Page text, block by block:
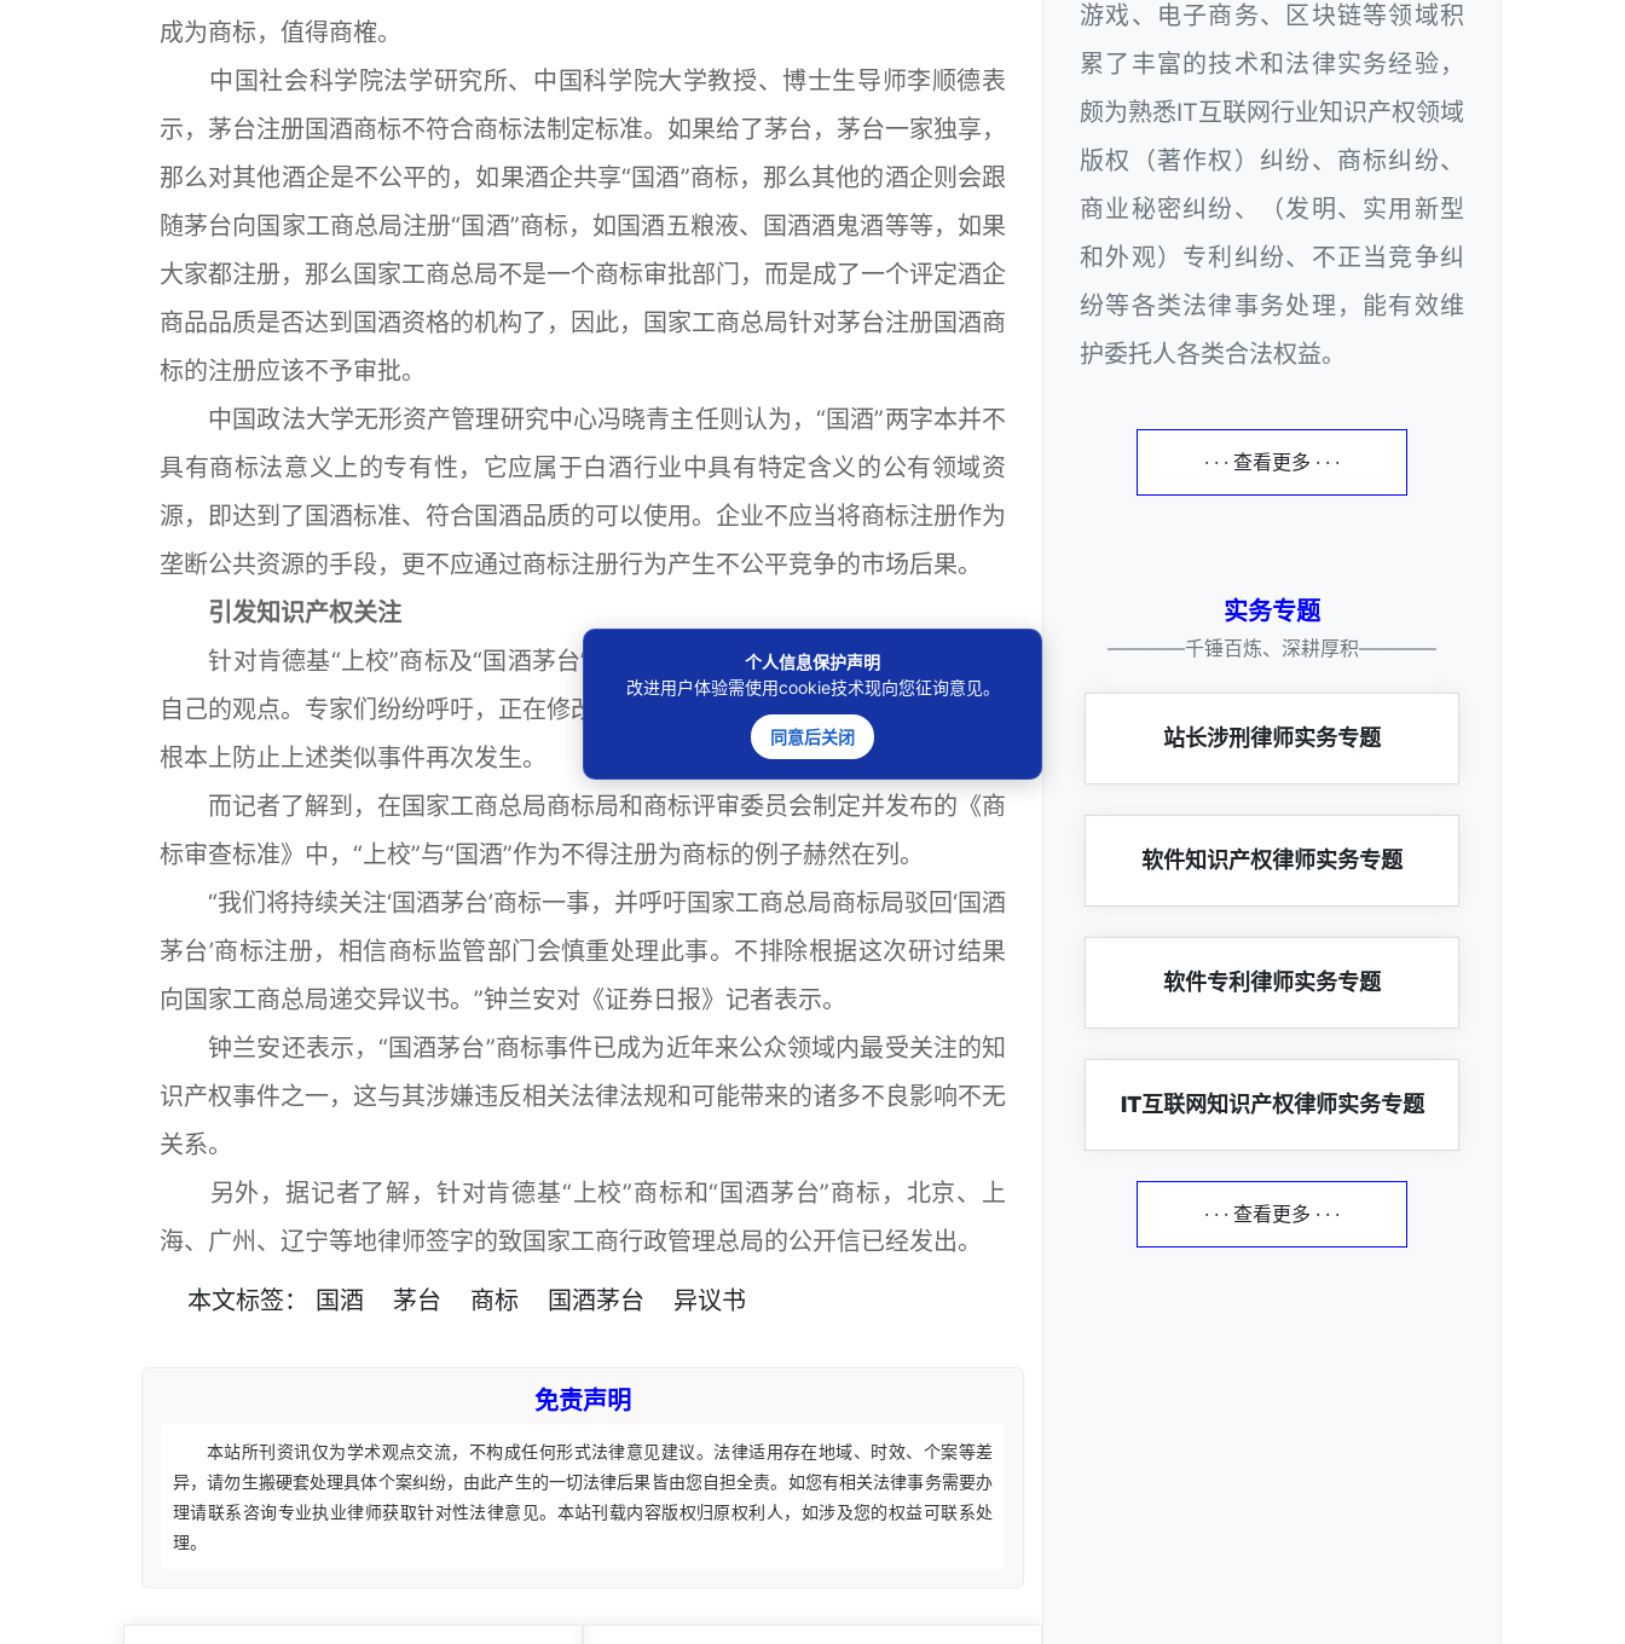
成为商标，值得商榷。
中国社会科学院法学研究所、中国科学院大学教授、博士生导师李顺德表
示，茅台注册国酒商标不符合商标法制定标准。如果给了茅台，茅台一家独享，
那么对其他酒企是不公平的，如果酒企共享“国酒”商标，那么其他的酒企则会跟
随茅台向国家工商总局注册“国酒”商标，如国酒五粮液、国酒酒鬼酒等等，如果
大家都注册，那么国家工商总局不是一个商标审批部门，而是成了一个评定酒企
商品品质是否达到国酒资格的机构了，因此，国家工商总局针对茅台注册国酒商
标的注册应该不予审批。
中国政法大学无形资产管理研究中心冯晓青主任则认为，“国酒”两字本并不
具有商标法意义上的专有性，它应属于白酒行业中具有特定含义的公有领域资
源，即达到了国酒标准、符合国酒品质的可以使用。企业不应当将商标注册作为
垄断公共资源的手段，更不应通过商标注册行为产生不公平竞争的市场后果。
引发知识产权关注
针对肯德基“上校”商标及“国酒茅台”商标的争论，与会专家及律师都表达了
自己的观点。专家们纷纷呼吁，正在修改中的《商标法》应当完善相关规定，从
根本上防止上述类似事件再次发生。
而记者了解到，在国家工商总局商标局和商标评审委员会制定并发布的《商
标审查标准》中，“上校”与“国酒”作为不得注册为商标的例子赫然在列。
“我们将持续关注‘国酒茅台’商标一事，并呼吁国家工商总局商标局驳回‘国酒
茅台’商标注册，相信商标监管部门会慎重处理此事。不排除根据这次研讨结果
向国家工商总局递交异议书。”钟兰安对《证券日报》记者表示。
钟兰安还表示，“国酒茅台”商标事件已成为近年来公众领域内最受关注的知
识产权事件之一，这与其涉嫌违反相关法律法规和可能带来的诸多不良影响不无
关系。
另外，据记者了解，针对肯德基“上校”商标和“国酒茅台”商标，北京、上
海、广州、辽宁等地律师签字的致国家工商行政管理总局的公开信已经发出。
本文标签： 国酒 茅台 商标 国酒茅台 异议书
免责声明
本站所刊资讯仅为学术观点交流，不构成任何形式法律意见建议。法律适用存在地域、时效、个案等差
异，请勿生搬硬套处理具体个案纠纷，由此产生的一切法律后果皆由您自担全责。如您有相关法律事务需要办
理请联系咨询专业执业律师获取针对性法律意见。本站刊载内容版权归原权利人，如涉及您的权益可联系处
理。
游戏、电子商务、区块链等领域积
累了丰富的技术和法律实务经验，
颇为熟悉IT互联网行业知识产权领域
版权（著作权）纠纷、商标纠纷、
商业秘密纠纷、（发明、实用新型
和外观）专利纠纷、不正当竞争纠
纷等各类法律事务处理，能有效维
护委托人各类合法权益。
· · · 查看更多 · · ·
实务专题
————千锤百炼、深耕厚积————
站长涉刑律师实务专题
软件知识产权律师实务专题
软件专利律师实务专题
IT互联网知识产权律师实务专题
· · · 查看更多 · · ·
个人信息保护声明
改进用户体验需使用cookie技术现向您征询意见。
同意后关闭